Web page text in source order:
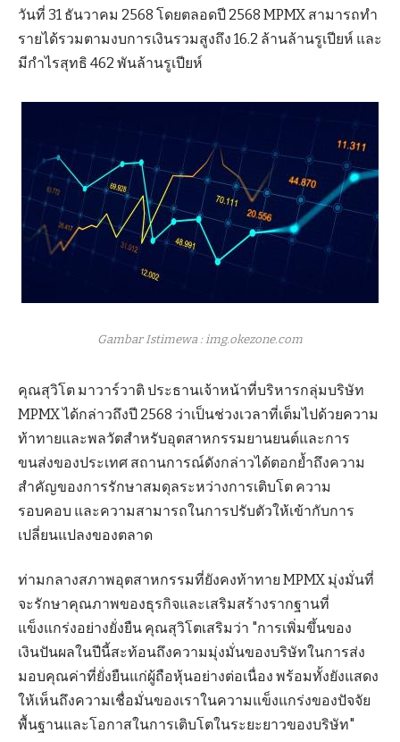
วันที่ 31 ธันวาคม 2568 โดยตลอดปี 2568 MPMX สามารถทำ
รายได้รวมตามงบการเงินรวมสูงถึง 16.2 ล้านล้านรูเปียห์ และ
มีกำไรสุทธิ 462 พันล้านรูเปียห์
Gambar Istimewa : img.okezone.com
คุณสุวิโต มาวาร์วาติ ประธานเจ้าหน้าที่บริหารกลุ่มบริษัท
MPMX ได้กล่าวถึงปี 2568 ว่าเป็นช่วงเวลาที่เต็มไปด้วยความ
ท้าทายและพลวัตสำหรับอุตสาหกรรมยานยนต์และการ
ขนส่งของประเทศ สถานการณ์ดังกล่าวได้ตอกย้ำถึงความ
สำคัญของการรักษาสมดุลระหว่างการเติบโต ความ
รอบคอบ และความสามารถในการปรับตัวให้เข้ากับการ
เปลี่ยนแปลงของตลาด
ท่ามกลางสภาพอุตสาหกรรมที่ยังคงท้าทาย MPMX มุ่งมั่นที่
จะรักษาคุณภาพของธุรกิจและเสริมสร้างรากฐานที่
แข็งแกร่งอย่างยั่งยืน คุณสุวิโตเสริมว่า "การเพิ่มขึ้นของ
เงินปันผลในปีนี้สะท้อนถึงความมุ่งมั่นของบริษัทในการส่ง
มอบคุณค่าที่ยั่งยืนแก่ผู้ถือหุ้นอย่างต่อเนื่อง พร้อมทั้งยังแสดง
ให้เห็นถึงความเชื่อมั่นของเราในความแข็งแกร่งของปัจจัย
พื้นฐานและโอกาสในการเติบโตในระยะยาวของบริษัท"